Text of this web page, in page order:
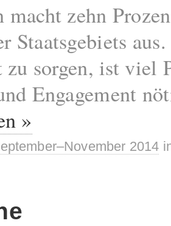
macht zehn
Staatsgebiets
zu sorgen, ist viel
Engagement
»
2014